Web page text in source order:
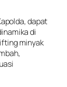
dapat
di
minyak